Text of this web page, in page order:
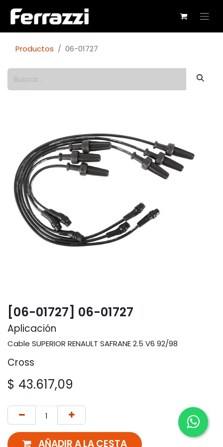
Productos 06-01727
[06-01727] 06-01727
Aplicación
Cable SUPERIOR RENAULT SAFRANE 2.5 V6 92/98
Cross
$ 43.617,09
AÑADIR A LA CESTA